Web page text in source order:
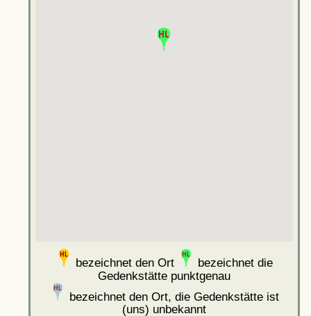
bezeichnet den Ort
bezeichnet die
Gedenkstätte punktgenau
bezeichnet den Ort, die Gedenkstätte ist
(uns) unbekannt